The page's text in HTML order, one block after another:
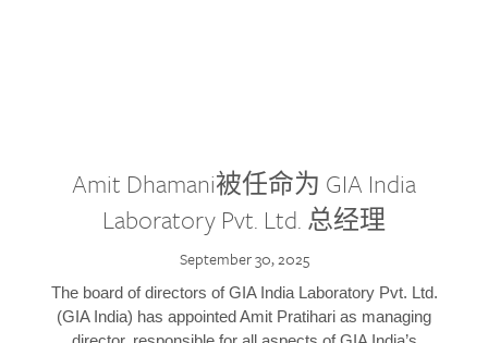
Amit Dhamani被任命为 GIA India
Laboratory Pvt. Ltd. 总经理
September 30, 2025
The board of directors of GIA India Laboratory Pvt. Ltd.
(GIA India) has appointed Amit Pratihari as managing